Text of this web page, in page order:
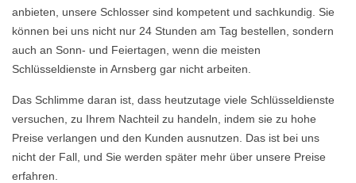
anbieten, unsere Schlosser sind kompetent und sachkundig. Sie
können bei uns nicht nur 24 Stunden am Tag bestellen, sondern
auch an Sonn- und Feiertagen, wenn die meisten
Schlüsseldienste in Arnsberg gar nicht arbeiten.
Das Schlimme daran ist, dass heutzutage viele Schlüsseldienste
versuchen, zu Ihrem Nachteil zu handeln, indem sie zu hohe
Preise verlangen und den Kunden ausnutzen. Das ist bei uns
nicht der Fall, und Sie werden später mehr über unsere Preise
erfahren.